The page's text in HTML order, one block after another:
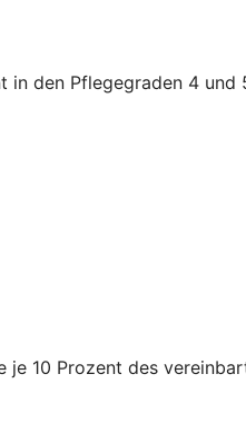
in den Pflegegraden 4
10 Prozent des